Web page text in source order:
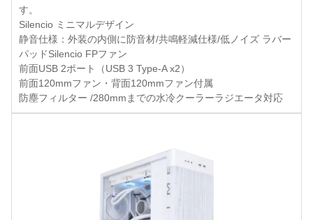
す。
Silencio ミニマルデザイン
静音仕様：外装の内側に防音材/共鳴軽減仕様/低ノイズ ラバー
パッドSilencio FPファン
前面USB 2ポート（USB 3 Type-A x2）
前面120mmファン・背面120mmファン付属
防塵フィルター /280mmまでの水冷クーラーラジエータ対応